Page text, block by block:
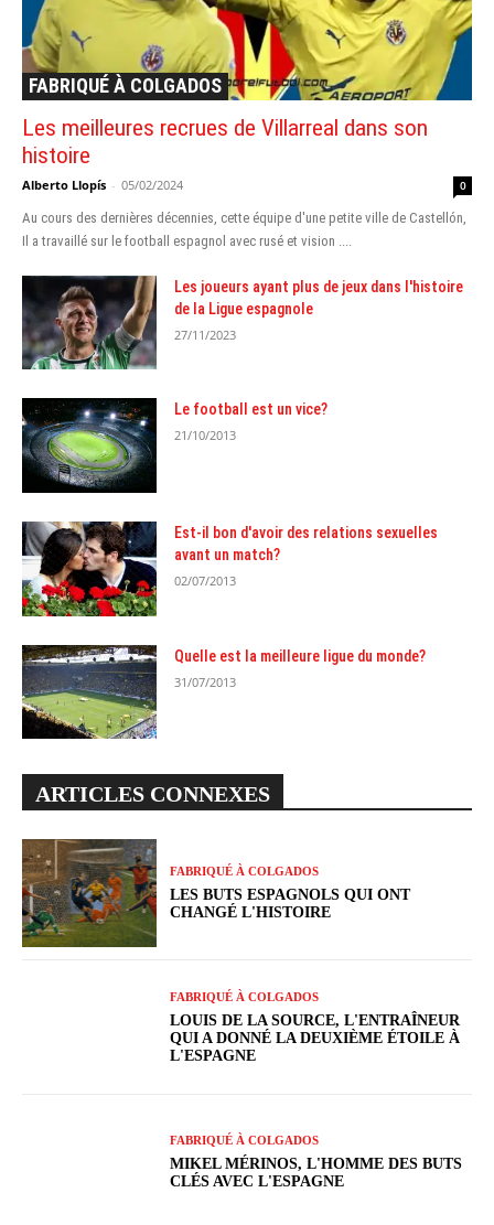
FABRIQUÉ À COLGADOS
Les meilleures recrues de Villarreal dans son
histoire
Alberto Llopís - 05/02/2024 0
Au cours des dernières décennies, cette équipe d'une petite ville de Castellón,
Il a travaillé sur le football espagnol avec rusé et vision ....
Les joueurs ayant plus de jeux dans l'histoire
de la Ligue espagnole
27/11/2023
Le football est un vice?
21/10/2013
Est-il bon d'avoir des relations sexuelles
avant un match?
02/07/2013
Quelle est la meilleure ligue du monde?
31/07/2013
ARTICLES CONNEXES
FABRIQUÉ À COLGADOS
LES BUTS ESPAGNOLS QUI ONT
CHANGÉ L'HISTOIRE
FABRIQUÉ À COLGADOS
LOUIS DE LA SOURCE, L'ENTRAÎNEUR
QUI A DONNÉ LA DEUXIÈME ÉTOILE À
L'ESPAGNE
FABRIQUÉ À COLGADOS
MIKEL MÉRINOS, L'HOMME DES BUTS
CLÉS AVEC L'ESPAGNE